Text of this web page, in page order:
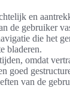
en
de gebruiker
die het
bladeren.
omdat
goed
van de